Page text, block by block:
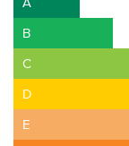
B
C
D
E